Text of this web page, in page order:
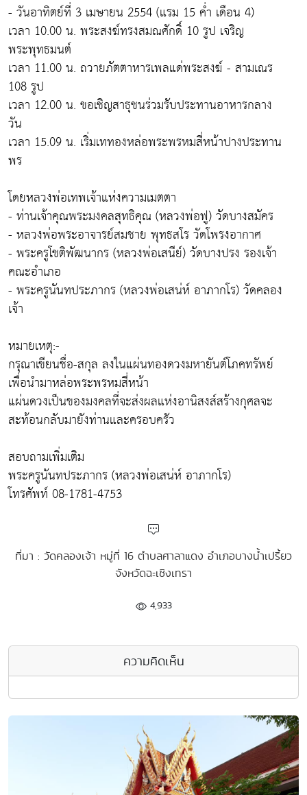
- วันอาทิตย์ที่ 3 เมษายน 2554 (แรม 15 ค่ำ เดือน 4)
เวลา 10.00 น. พระสงฆ์ทรงสมณศักดิ์ 10 รูป เจริญ
พระพุทธมนต์
เวลา 11.00 น. ถวายภัตตาหารเพลแด่พระสงฆ์ - สามเณร
108 รูป
เวลา 12.00 น. ขอเชิญสาธุชนร่วมรับประทานอาหารกลาง
วัน
เวลา 15.09 น. เริ่มเททองหล่อพระพรหมสี่หน้าปางประทาน
พร
โดยหลวงพ่อเทพเจ้าแห่งความเมตตา
- ท่านเจ้าคุณพระมงคลสุทธิคุณ (หลวงพ่อฟู) วัดบางสมัคร
- หลวงพ่อพระอาจารย์สมชาย พุทธสโร วัดโพรงอากาศ
- พระครูโชติพัฒนากร (หลวงพ่อเสนีย์) วัดบางปรง รองเจ้า
คณะอำเภอ
- พระครูนันทประภากร (หลวงพ่อเสน่ห์ อาภากโร) วัดคลอง
เจ้า
หมายเหตุ:-
กรุณาเขียนชื่อ-สกุล ลงในแผ่นทองดวงมหายันต์โภคทรัพย์
เพื่อนำมาหล่อพระพรหมสี่หน้า
แผ่นดวงเป็นของมงคลที่จะส่งผลแห่งอานิสงส์สร้างกุศลจะ
สะท้อนกลับมายังท่านและครอบครัว
สอบถามเพิ่มเติม
พระครูนันทประภากร (หลวงพ่อเสน่ห์ อาภากโร)
โทรศัพท์ 08-1781-4753
ที่มา : วัดคลองเจ้า หมู่ที่ 16 ตำบลศาลาแดง อำเภอบางน้ำเปรี้ยว
จังหวัดฉะเชิงเทรา
4,933
ความคิดเห็น